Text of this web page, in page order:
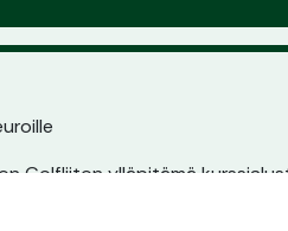
on Golfliiton ylläpitämä